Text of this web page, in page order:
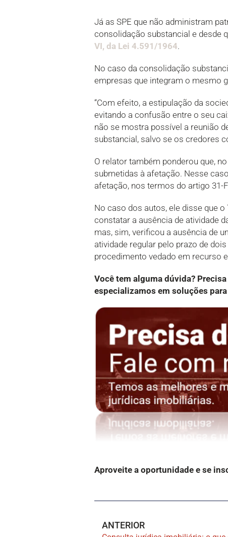
Já as SPE que não administram
consolidação substancial e desde
VI, da Lei 4.591/1964.
No caso da consolidação
empresas que integram o mesmo
“Com efeito, a estipulação da
evitando a confusão entre o seu
não se mostra possível a reunião
substancial, salvo se os credores
O relator também ponderou que,
submetidas à afetação. Nesse
afetação, nos termos do artigo 31-
No caso dos autos, ele disse que
constatar a ausência de atividade
mas, sim, verificou a ausência de
atividade regular pelo prazo de
procedimento vedado em recurso
Você tem alguma dúvida?
especializamos em soluções
Aproveite a oportunidade e se
ANTERIOR